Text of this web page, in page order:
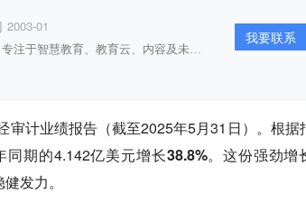
2003-01
好未来是一家中小学综合性教育培训机构，专注于智慧教育、教育云、内容及未来教育、K12及综合能力和国际及终身教育五大事业群，旗下子品牌包括学而思培优、学而思网校、爱智康、励步英语、摩比、乐外教、家长帮、考研帮、高考帮和海边等，其中学而思培优作为K12培优教育平台，下设三个子品牌，包括学而思理科、乐加乐英语和东学堂语文，专注于素质教育和学科培训业务。
我要联系
计业绩报告（截至2025年5月31日）。根据
同期的4.142亿美元增长38.8%。这份强劲增
发力。